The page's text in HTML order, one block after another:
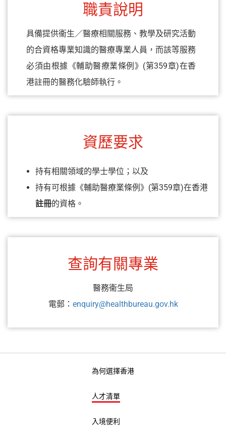
職責說明
具備提供衞生／醫療相關服務、教學及研究活動
的合資格專業知識的醫療專業人員，而該等服務
必須由根據《輔助醫療業條例》(第359章)在香
港註冊的醫務化驗師執行。
資歷要求
持有相關領域的學士學位；以及
持有可根據《輔助醫療業條例》(第359章)在香港
註冊的資格。
查詢有關專業
醫務衞生局
電郵： enquiry@healthbureau.gov.hk
為何選擇香港
人才清單
入境便利